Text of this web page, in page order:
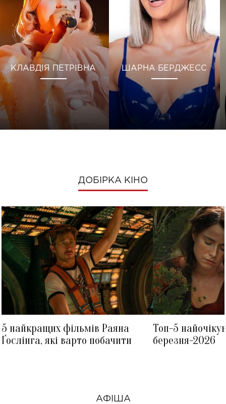
КЛАВДІЯ ПЕТРІВНА ШАРНА БЕРДЖЕСС
ДОБІРКА КІНО
5 найкращих фільмів Раяна
Ґослінга, які варто побачити
Топ-5
березня-2026
АФІША